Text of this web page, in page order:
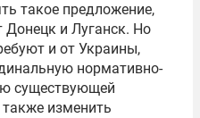
такое предложение,
Донецк и Луганск. Но
и от Украины,
нормативно-
существующей
изменить